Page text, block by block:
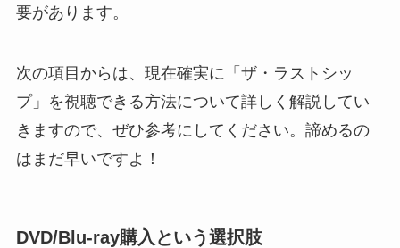
要があります。
次の項目からは、現在確実に「ザ・ラストシッ
プ」を視聴できる方法について詳しく解説してい
きますので、ぜひ参考にしてください。諦めるの
はまだ早いですよ！
DVD/Blu-ray購入という選択肢